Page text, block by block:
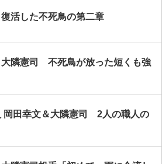
活した不死鳥の第二章
大隣憲司 不死鳥が放った短くも強
岡田幸文＆大隣憲司 2人の職人の